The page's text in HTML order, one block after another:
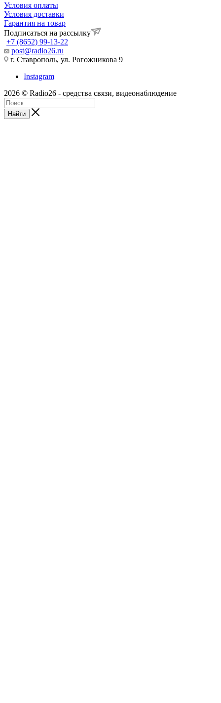
Условия оплаты
Условия доставки
Гарантия на товар
Подписаться на рассылку
+7 (8652) 99-13-22
post@radio26.ru
г. Ставрополь, ул. Рогожникова 9
Instagram
2026 © Radio26 - средства связи, видеонаблюдение
Найти